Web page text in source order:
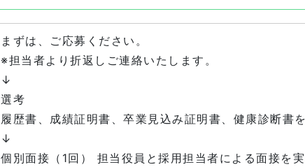
まずは、ご応募ください。
※担当者より折返しご連絡いたします。
↓
選考
履歴書、成績証明書、卒業見込み証明書、健康診断書
↓
個別面接（1回） 担当役員と採用担当者による面接を